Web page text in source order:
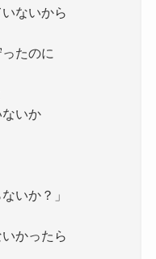
ないから
たのに
いか
いか？」
かったら